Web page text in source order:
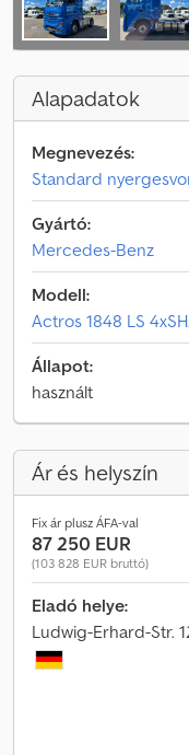
Alapadatok
Megnevezés:
Standard
Gyártó:
Mercedes-Benz
Modell:
Actros 1848 LS
Állapot:
használt
Ár és helyszín
Fix ár plusz ÁFA-val
87 250 EUR
(103 828 EUR bruttó)
Eladó helye:
Ludwig-Erhard-Str.